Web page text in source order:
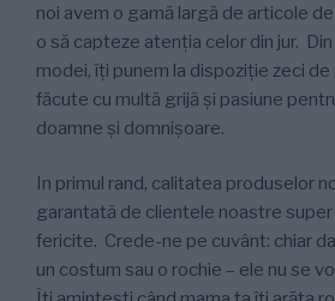
noi avem o gamă largă de articole
o să capteze atenția celor din jur.
modei, îți punem la dispoziție zeci
făcute cu multă grijă și pasiune
doamne și domnișoare.
In primul rand, calitatea produselor
garantată de clientele noastre
fericite. Crede-ne pe cuvânt: chiar
un costum sau o rochie – ele nu se